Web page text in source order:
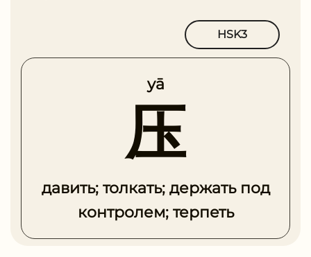
HSK3
yā
压
давить; толкать; держать под
контролем; терпеть